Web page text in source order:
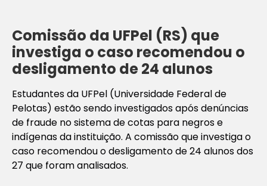
Comissão da UFPel (RS) que
investiga o caso recomendou o
desligamento de 24 alunos
Estudantes da UFPel (Universidade Federal de
Pelotas) estão sendo investigados após denúncias
de fraude no sistema de cotas para negros e
indígenas da instituição. A comissão que investiga o
caso recomendou o desligamento de 24 alunos dos
27 que foram analisados.